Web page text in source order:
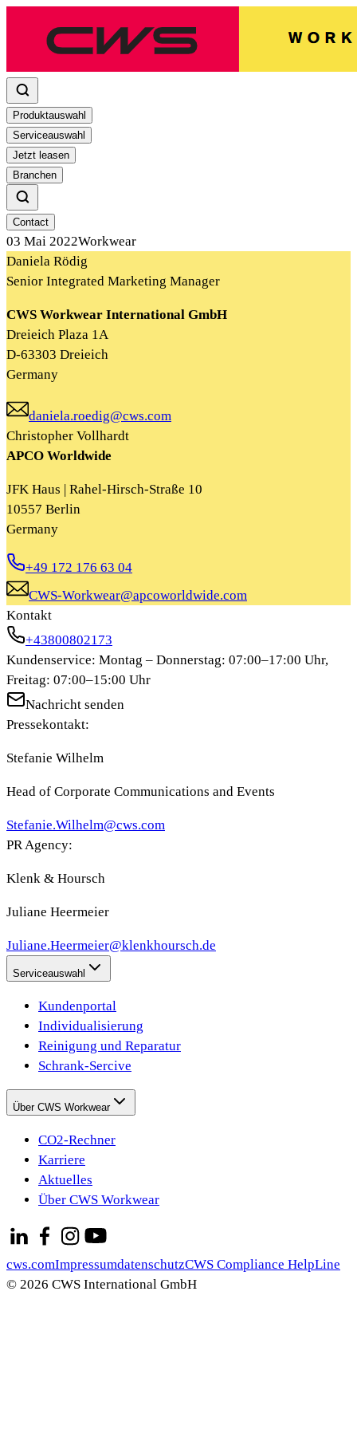
Produktauswahl
Serviceauswahl
Jetzt leasen
Branchen
Contact
03 Mai 2022Workwear
Daniela Rödig
Senior Integrated Marketing Manager
CWS Workwear International GmbH
Dreieich Plaza 1A
D-63303 Dreieich
Germany
daniela.roedig@cws.com
Christopher Vollhardt
APCO Worldwide
JFK Haus | Rahel-Hirsch-Straße 10
10557 Berlin
Germany
+49 172 176 63 04
CWS-Workwear@apcoworldwide.com
Kontakt
+43800802173
Kundenservice: Montag – Donnerstag: 07:00–17:00 Uhr,
Freitag: 07:00–15:00 Uhr
Nachricht senden
Pressekontakt:
Stefanie Wilhelm
Head of Corporate Communications and Events
Stefanie.Wilhelm@cws.com
PR Agency:
Klenk & Hoursch
Juliane Heermeier
Juliane.Heermeier@klenkhoursch.de
Serviceauswahl
Kundenportal
Individualisierung
Reinigung und Reparatur
Schrank-Sercive
Über CWS Workwear
CO2-Rechner
Karriere
Aktuelles
Über CWS Workwear
cws.comImpressumdatenschutzCWS Compliance HelpLine
© 2026 CWS International GmbH